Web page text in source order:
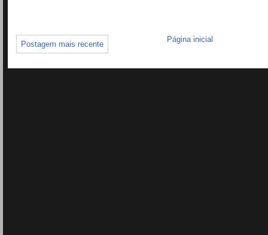
Postagem mais recente
Página inicial